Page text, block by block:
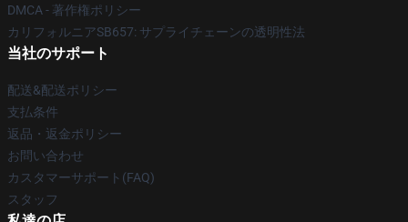
DMCA - 著作権ポリシー
カリフォルニアSB657: サプライチェーンの透明性法
当社のサポート
配送&配送ポリシー
支払条件
返品・返金ポリシー
お問い合わせ
カスタマーサポート(FAQ)
スタッフ